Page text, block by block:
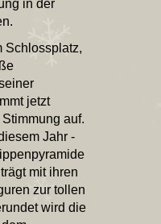
in der
Schlossplatz,
jetzt
auf.
Jahr -
mit ihren
zur tollen
wird die